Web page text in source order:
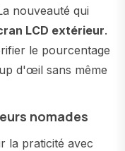
nouveauté qui
LCD extérieur.
le pourcentage
d'œil sans même
nomades
la praticité avec